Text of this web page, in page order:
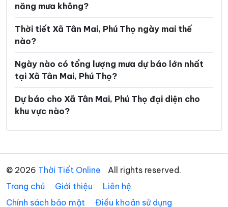
Xã Hợp Lý
Xã Hương Cần Xã Hy Cương
Xã Khả Cửu Xã Kim Bôi
Xã Lạc Lương
Xã Lâm Thao
Xã Liên Châu Xã Liên Hòa
Xã Liên Minh Xã Liên Sơn
Xã Long Cốc Xã Lương Sơn
Xã Mai Châu Xã Mai Hạ
năng mưa không?
Thời tiết Xã Tân Mai, Phú Thọ ngày mai thế
nào?
Ngày nào có tổng lượng mưa dự báo lớn nhất
tại Xã Tân Mai, Phú Thọ?
Dự báo cho Xã Tân Mai, Phú Thọ đại diện cho
khu vực nào?
© 2026 Thời Tiết Online
All rights reserved.
Trang chủ
Giới thiệu
Liên hệ
Chính sách bảo mật
Điều khoản sử dụng